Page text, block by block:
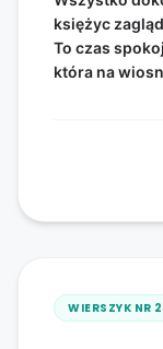
księżyc
To czas
która na
WIERSZYK NR